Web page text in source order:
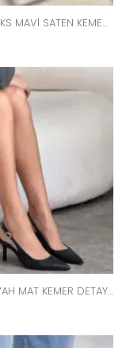
MENDY SAKS MAVİ SATEN KEMER DETAY SİVRİ BURUN KADIN TOPUKLU AYAKKABI
MENDY SİYAH MAT KEMER DETAY SİVRİ BURUN KADIN TOPUKLU AYAKKABI